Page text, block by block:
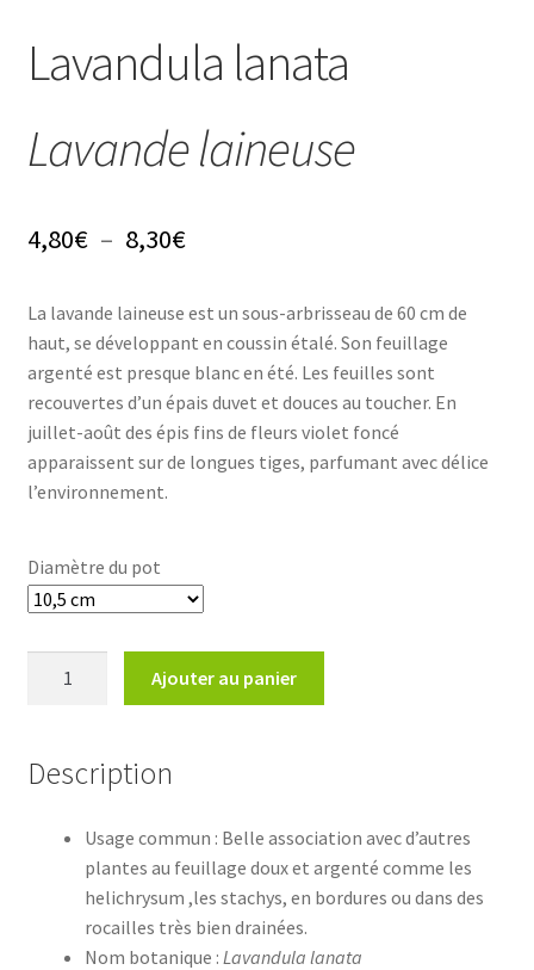
L’emballage
Lavandula lanata
Lavande laineuse
4,80€ – 8,30€Plage
prix :
4,80€
à
8,30€
La lavande laineuse est un sous-arbrisseau de 60 cm de
haut, se développant en coussin étalé. Son feuillage
argenté est presque blanc en été. Les feuilles sont
recouvertes d’un épais duvet et douces au toucher. En
juillet-août des épis fins de fleurs violet foncé
apparaissent sur de longues tiges, parfumant avec délice
l’environnement.
Diamètre du pot
Ajouter au panier
Description
Usage commun : Belle association avec d’autres
plantes au feuillage doux et argenté comme les
helichrysum ,les stachys, en bordures ou dans des
rocailles très bien drainées.
Nom botanique : Lavandula lanata